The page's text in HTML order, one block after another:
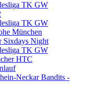
TK GW
TK GW
München
Sixdays Night
TK GW
HTC
Neckar Bandits -